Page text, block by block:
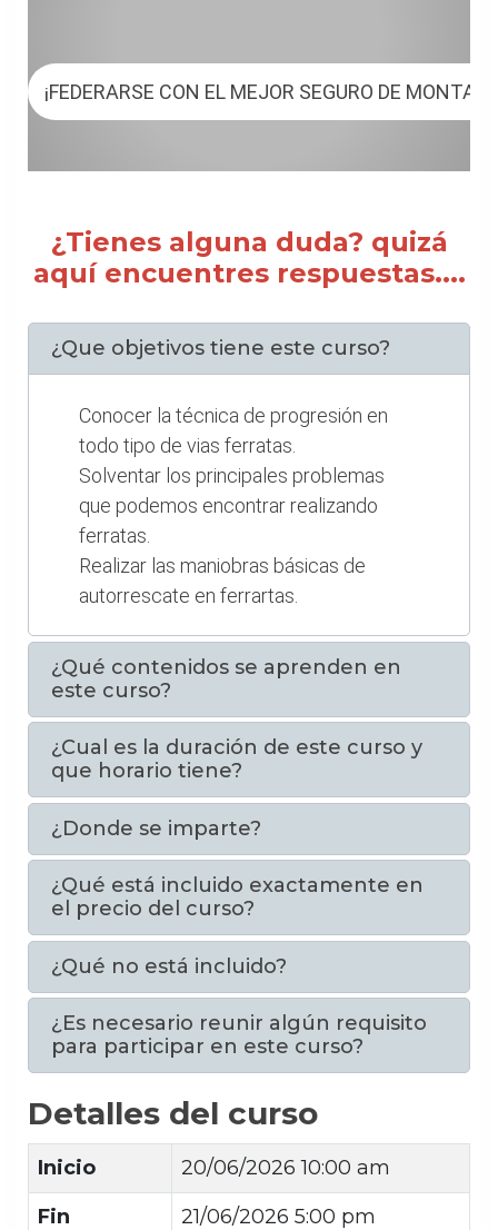
¡FEDERARSE CON EL MEJOR SEGURO DE
¿Tienes alguna duda? quizá
aquí encuentres respuestas....
¿Que objetivos tiene este curso?
Conocer la técnica de progresión en
todo tipo de vias ferratas.
Solventar los principales problemas
que podemos encontrar realizando
ferratas.
Realizar las maniobras básicas de
autorrescate en ferrartas.
¿Qué contenidos se aprenden en
este curso?
¿Cual es la duración de este curso y
que horario tiene?
¿Donde se imparte?
¿Qué está incluido exactamente en
el precio del curso?
¿Qué no está incluido?
¿Es necesario reunir algún requisito
para participar en este curso?
Detalles del curso
Inicio
20/06/2026 10:00 am
Fin
21/06/2026 5:00 pm